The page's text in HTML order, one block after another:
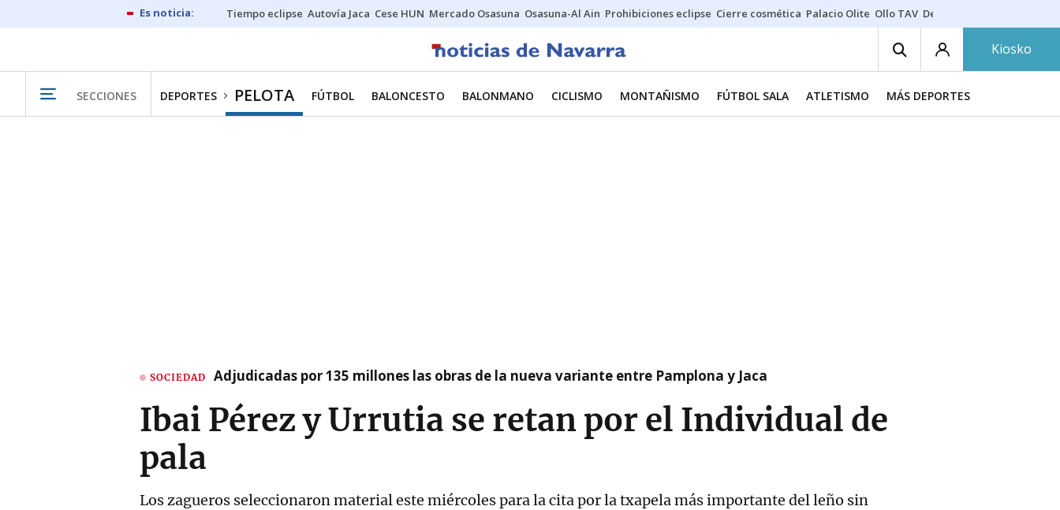
Tiempo eclipse Autovía Jaca Cese HUN Mercado Osasuna Osasuna-Al Ain Prohibiciones eclipse Cierre cosmética Palacio Olite Ollo TAV Derrama vecinos
Kiosko
SECCIONES DEPORTES PELOTA FÚTBOL BALONCESTO BALONMANO CICLISMO MONTAÑISMO FÚTBOL SALA ATLETISMO MÁS DEPORTES
SOCIEDAD Adjudicadas por 135 millones las obras de la nueva variante entre Pamplona y Jaca
Ibai Pérez y Urrutia se retan por el Individual de
pala
Los zagueros seleccionaron material este miércoles para la cita por la txapela más importante del leño sin